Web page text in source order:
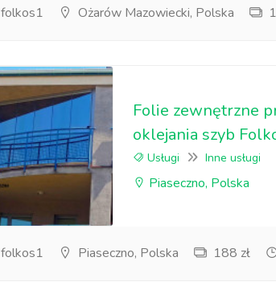
folkos1 Ożarów Mazowiecki, Polska
Folie zewnętrzne
oklejania szyb
Usługi Inne usługi
Piaseczno, Polska
folkos1 Piaseczno, Polska 188 zł